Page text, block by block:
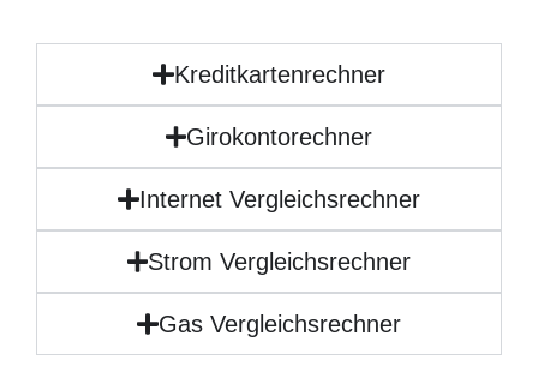
Kreditkartenrechner
Girokontorechner
Internet Vergleichsrechner
Strom Vergleichsrechner
Gas Vergleichsrechner